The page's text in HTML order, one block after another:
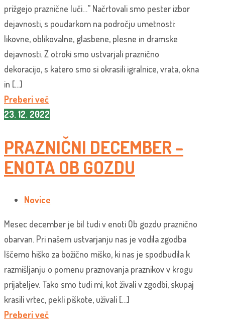
prižgejo praznične luči…” Načrtovali smo pester izbor
dejavnosti, s poudarkom na področju umetnosti:
likovne, oblikovalne, glasbene, plesne in dramske
dejavnosti. Z otroki smo ustvarjali praznično
dekoracijo, s katero smo si okrasili igralnice, vrata, okna
in […]
Preberi več
23. 12. 2022
PRAZNIČNI DECEMBER –
ENOTA OB GOZDU
Novice
Mesec december je bil tudi v enoti Ob gozdu praznično
obarvan. Pri našem ustvarjanju nas je vodila zgodba
Iščemo hiško za božično miško, ki nas je spodbudila k
razmišljanju o pomenu praznovanja praznikov v krogu
prijateljev. Tako smo tudi mi, kot živali v zgodbi, skupaj
krasili vrtec, pekli piškote, uživali […]
Preberi več